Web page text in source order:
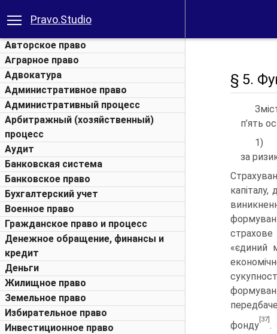
Pravo.Studio
Авторское право
Аграрное право
Адвокатура
Административное право
Административный процесс
Арбитражный (хозяйственный)
процесс
Аудит
Банковская система
Банковское право
Бухгалтерский учет
Военное право
Гражданское право и процесс
Денежное обращение, финансы и
кредит
Деньги
Жилищное право
Земельное право
Избирательное право
Инвестиционное право
§ 5.
п’ять
1)
за
капіталу,
страхове
«єдиний
фонду
[37]
.